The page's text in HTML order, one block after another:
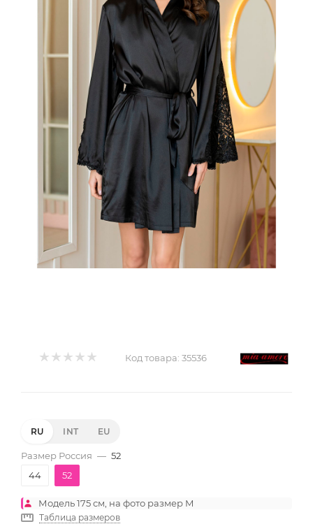
Код товара: 35536
RU INT EU
Размер Россия — 52
44
52
Модель 175 см, на фото размер M
Таблица размеров